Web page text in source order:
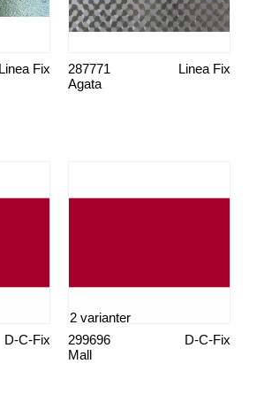
Linea Fix
Agata
Linea Fix
287771
D-C-Fix
Mall
D-C-Fix
299696
2 varianter